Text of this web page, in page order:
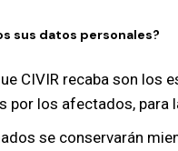
sus datos personales?
CIVIR recaba son
por los afectados,
se conservarán